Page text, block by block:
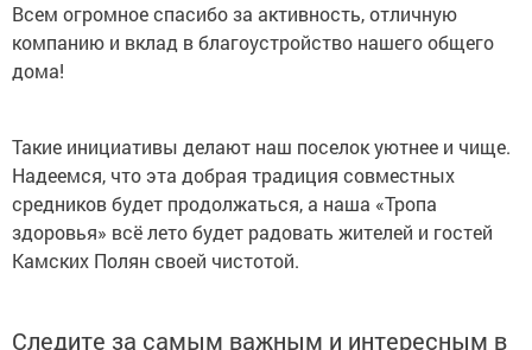
Всем огромное спасибо за активность, отличную
компанию и вклад в благоустройство нашего общего
дома!
Такие инициативы делают наш поселок уютнее и чище.
Надеемся, что эта добрая традиция совместных
средников будет продолжаться, а наша «Тропа
здоровья» всё лето будет радовать жителей и гостей
Камских Полян своей чистотой.
Следите за самым важным и интересным в